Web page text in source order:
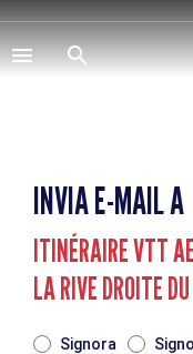
Salta
al
contenuto
principale
INVIA E-MAIL A
ITINÉRAIRE VTT
LA RIVE DROITE
Signora